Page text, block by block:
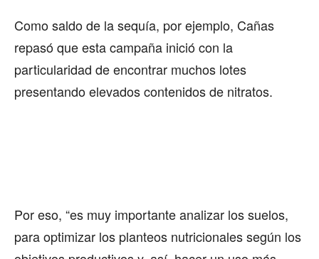
Como saldo de la sequía, por ejemplo, Cañas
repasó que esta campaña inició con la
particularidad de encontrar muchos lotes
presentando elevados contenidos de nitratos.
Por eso, “es muy importante analizar los suelos,
para optimizar los planteos nutricionales según los